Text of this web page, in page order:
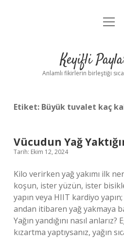
Anasayfa
Yasal
Keyifli
Anlamlı fikirlerin birleştiği
Etiket: Büyük tuvalet kaç
Vücudun Yağ
Tarih: Ekim 12, 2024
Kilo verirken yağ yakımı ilk
koşun, ister yüzün, ister
yapın veya HIIT kardiyo yapın;
andan itibaren yağ yakmaya
Yağın yandığını nasıl
kızartma yaptıysanız, yağın